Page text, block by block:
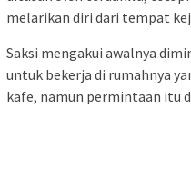
melarikan diri dari tempat
Saksi mengakui awalnya
untuk bekerja di rumahnya
kafe, namun permintaan itu